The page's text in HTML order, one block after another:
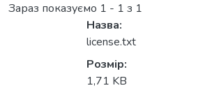
Зараз показуємо 1 - 1 з 1
Назва:
license.txt
Розмір:
1,71 KB